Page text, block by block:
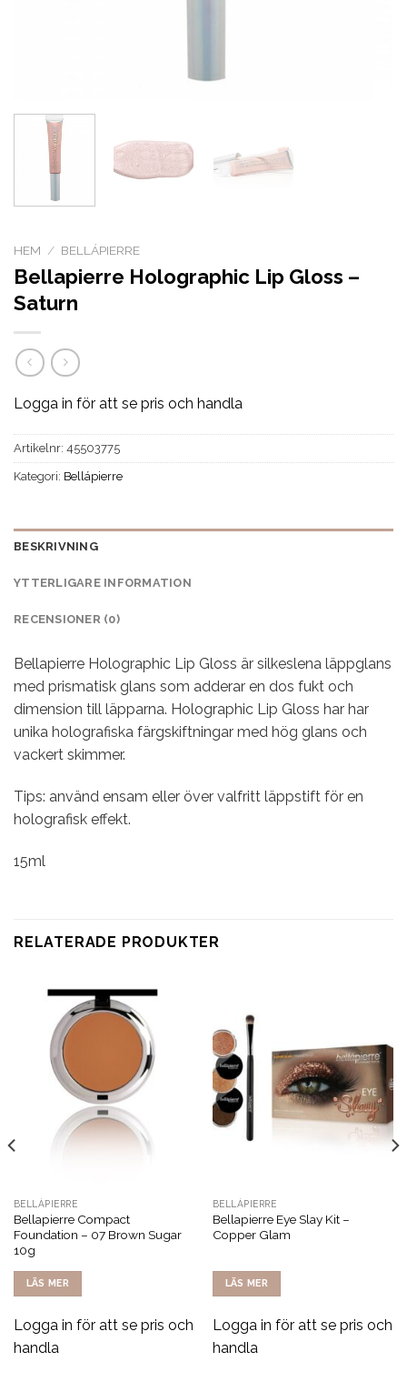
HEM / BELLÁPIERRE
Bellapierre Holographic Lip Gloss –
Saturn
Logga in för att se pris och handla
Artikelnr: 45503775
Kategori: Bellápierre
BESKRIVNING
YTTERLIGARE INFORMATION
RECENSIONER (0)
Bellapierre Holographic Lip Gloss är silkeslena läppglans
med prismatisk glans som adderar en dos fukt och
dimension till läpparna. Holographic Lip Gloss har har
unika holografiska färgskiftningar med hög glans och
vackert skimmer.
Tips: använd ensam eller över valfritt läppstift för en
holografisk effekt.
15ml
RELATERADE PRODUKTER
BELLÁPIERRE
Bellapierre Compact
Foundation – 07 Brown Sugar
10g
LÄS MER
Logga in för att se pris och
handla
BELLÁPIERRE
Bellapierre Eye Slay Kit –
Copper Glam
LÄS MER
Logga in för att se pris och
handla